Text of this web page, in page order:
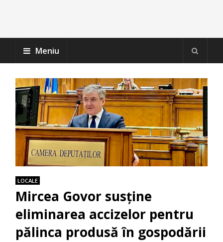
Meniu
LOCALE
Mircea Govor susține
eliminarea accizelor pentru
pălinca produsă în gospodării